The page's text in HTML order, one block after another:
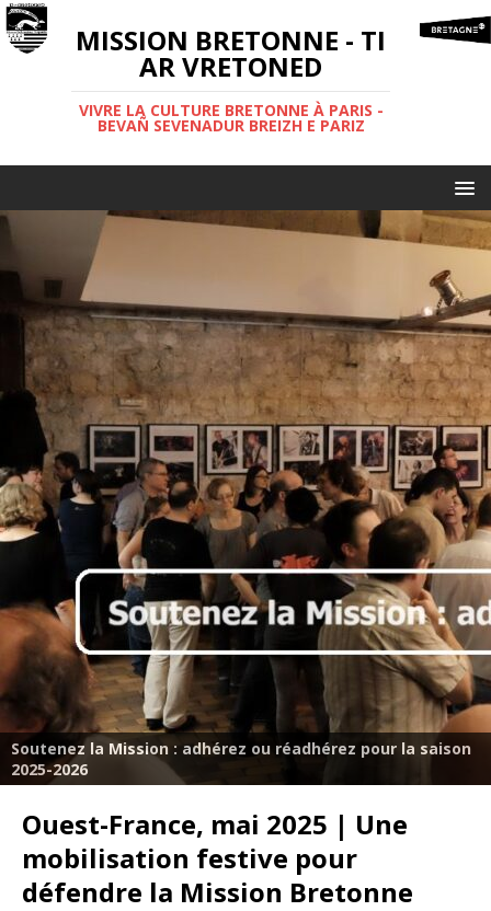
MISSION BRETONNE - TI
AR VRETONED
VIVRE LA CULTURE BRETONNE À PARIS -
BEVAÑ SEVENADUR BREIZH E PARIZ
Soutenez la Mission : adhérez ou réadhérez pour la saison
2025-2026
Ouest-France, mai 2025 | Une
mobilisation festive pour
défendre la Mission Bretonne